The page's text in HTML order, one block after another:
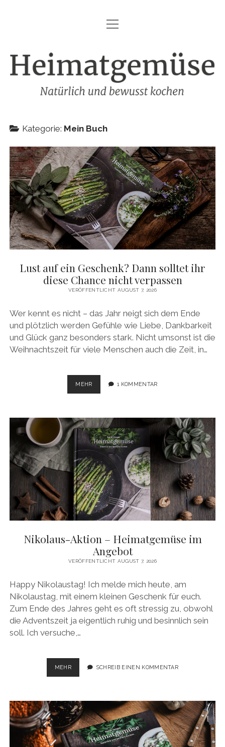
HEIMATGEMÜSE
DAS KOCHBUCH
FOODFOTOGRAFIE
REZEPTE
IMPRESSUM
DATENSCHUTZ
facebook
pinterestinstagram
amazon
E-
Mail
Menü
öffnen
Heimatgemüse
Kategorie: Mein Buch
Lust auf ein Geschenk? Dann solltet ihr
diese Chance nicht verpassen
VERÖFFENTLICHT AUGUST 7, 2026
Wer kennt es nicht – das Jahr neigt sich dem Ende
und plötzlich werden Gefühle wie Liebe, Dankbarkeit
und Glück ganz besonders stark. Nicht umsonst ist die
Weihnachtszeit für viele Menschen auch die Zeit, in…
MEHRLUST
AUF
DANN
SOLLTET
IHR
DIESE
CHANCE
NICHT
VERPASSEN
1 KOMMENTAR
Nikolaus-Aktion – Heimatgemüse im
Angebot
VERÖFFENTLICHT AUGUST 7, 2026
Happy Nikolaustag! Ich melde mich heute, am
Nikolaustag, mit einem kleinen Geschenk für euch.
Zum Ende des Jahres geht es oft stressig zu, obwohl
die Adventszeit ja eigentlich ruhig und besinnlich sein
soll. Ich versuche,…
MEHRNIKOLAUS-
AKTION
IM
ANGEBOT
SCHREIB EINEN KOMMENTAR